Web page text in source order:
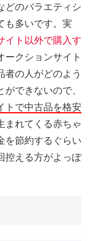
どのバラエティシ
も多いです。実
イト以外で購入す
ークションサイト
者の人がどのよう
できないので、
トで中古品を格安
まれてくる赤ちゃ
を節約するぐらい
控える方がよっぽ